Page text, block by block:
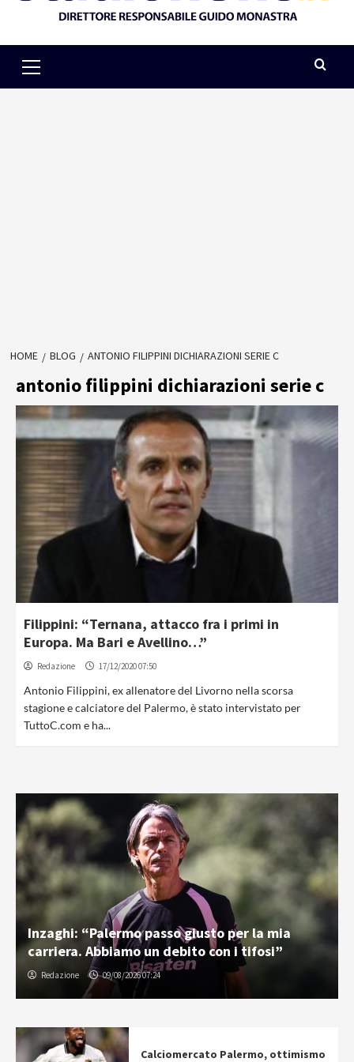
Menu
HOME BLOG ANTONIO FILIPPINI DICHIARAZIONI SERIE C
antonio filippini dichiarazioni serie c
Filippini: “Ternana, attacco fra i primi in
Europa. Ma Bari e Avellino…”
Redazione 17/12/2020 07:50
Antonio Filippini, ex allenatore del Livorno nella scorsa
stagione e calciatore del Palermo, è stato intervistato per
TuttoC.com e ha...
Inzaghi: “Palermo passo giusto per la mia
carriera. Abbiamo un debito con i tifosi”
Redazione 09/08/2026 07:24
Calciomercato Palermo, ottimismo